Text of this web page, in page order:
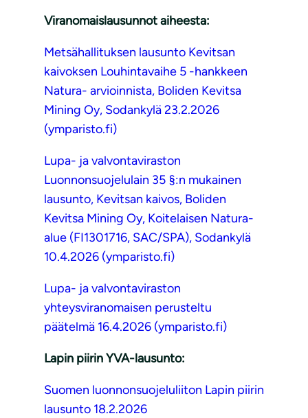
Viranomaislausunnot aiheesta:
Metsähallituksen lausunto Kevitsan
kaivoksen Louhintavaihe 5 -hankkeen
Natura- arvioinnista, Boliden Kevitsa
Mining Oy, Sodankylä 23.2.2026
(ymparisto.fi)
Lupa- ja valvontaviraston
Luonnonsuojelulain 35 §:n mukainen
lausunto, Kevitsan kaivos, Boliden
Kevitsa Mining Oy, Koitelaisen Natura-
alue (FI1301716, SAC/SPA), Sodankylä
10.4.2026 (ymparisto.fi)
Lupa- ja valvontaviraston
yhteysviranomaisen perusteltu
päätelmä 16.4.2026 (ymparisto.fi)
Lapin piirin YVA-lausunto:
Suomen luonnonsuojeluliiton Lapin piirin
lausunto 18.2.2026